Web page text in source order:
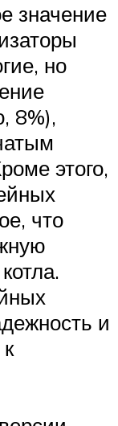
значение
но
8%),
этого,
что
и